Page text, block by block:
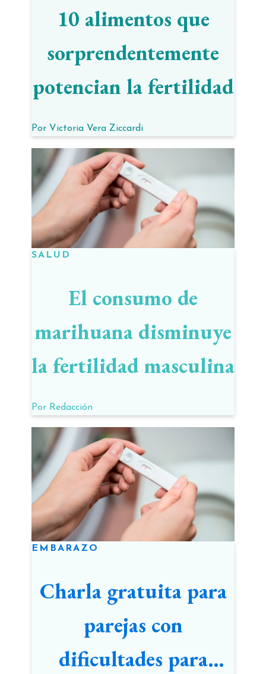
10 alimentos que
sorprendentemente
potencian la fertilidad
Por Victoria Vera Ziccardi
SALUD
El consumo de
marihuana disminuye
la fertilidad masculina
Por Redacción
EMBARAZO
Charla gratuita para
parejas con
dificultades para